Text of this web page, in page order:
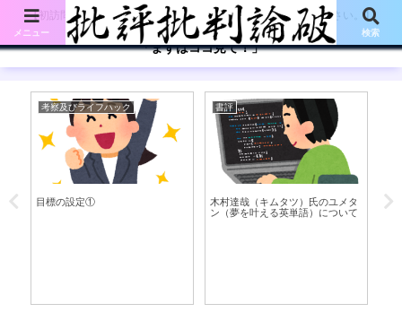
【初訪問の方は、下記の「まずはココ見て!」ボタンをご覧ください。】
「まずはココ見て！」
考察及びライフハック
目標の設定①
書評
木村達哉（キムタツ）氏のユメタ
ン（夢を叶える英単語）について
メニュー 検索